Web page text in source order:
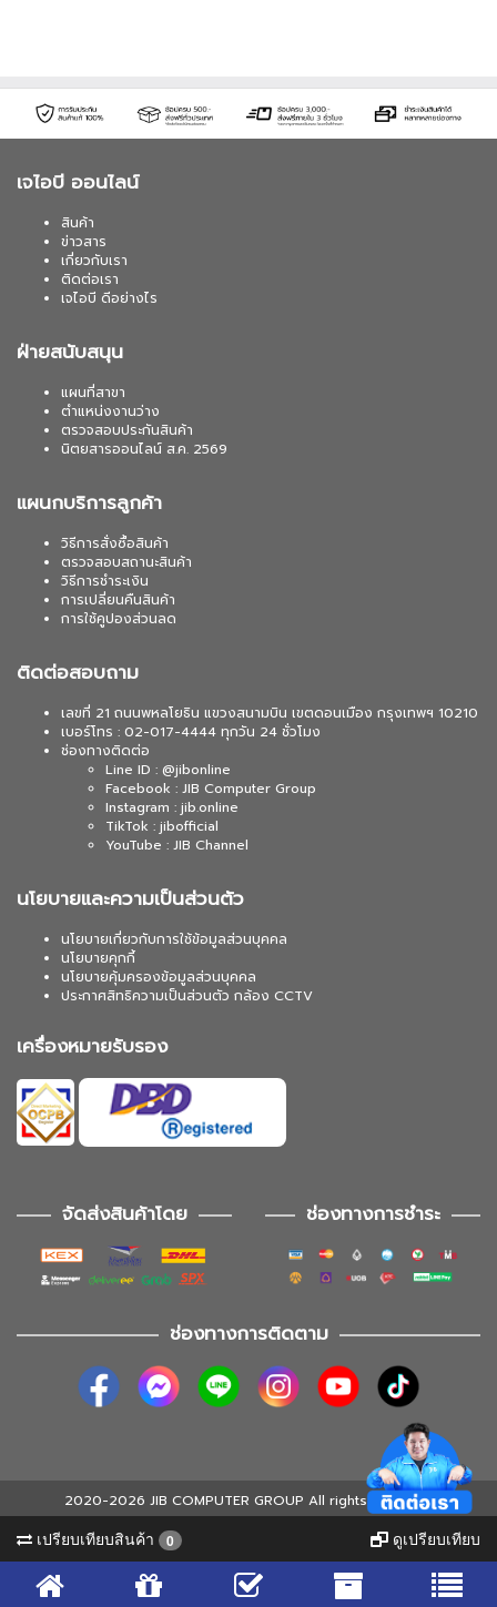
เจไอบี ออนไลน์
สินค้า
ข่าวสาร
เกี่ยวกับเรา
ติดต่อเรา
เจไอบี ดีอย่างไร
ฝ่ายสนับสนุน
แผนที่สาขา
ตำแหน่งงานว่าง
ตรวจสอบประกันสินค้า
นิตยสารออนไลน์ ส.ค. 2569
แผนกบริการลูกค้า
วิธีการสั่งซื้อสินค้า
ตรวจสอบสถานะสินค้า
วิธีการชำระเงิน
การเปลี่ยนคืนสินค้า
การใช้คูปองส่วนลด
ติดต่อสอบถาม
เลขที่ 21 ถนนพหลโยธิน แขวงสนามบิน เขตดอนเมือง กรุงเทพฯ 10210
เบอร์โทร : 02-017-4444 ทุกวัน 24 ชั่วโมง
ช่องทางติดต่อ
Line ID : @jibonline
Facebook : JIB Computer Group
Instagram : jib.online
TikTok : jibofficial
YouTube : JIB Channel
นโยบายและความเป็นส่วนตัว
นโยบายเกี่ยวกับการใช้ข้อมูลส่วนบุคคล
นโยบายคุกกี้
นโยบายคุ้มครองข้อมูลส่วนบุคคล
ประกาศสิทธิความเป็นส่วนตัว กล้อง CCTV
เครื่องหมายรับรอง
จัดส่งสินค้าโดย ช่องทางการชำระ
ช่องทางการติดตาม
2020-2026 JIB COMPUTER GROUP All rights reserved
เปรียบเทียบสินค้า 0 ดูเปรียบเทียบ